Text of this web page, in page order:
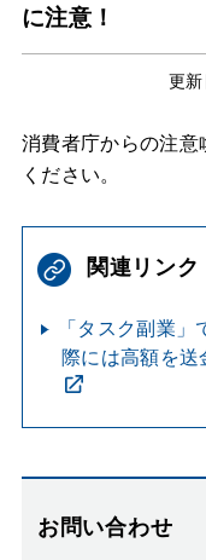
に注意！
更新
消費者庁からの注意
ください。
関連リンク
「タスク副業
際には高額を送
お問い合わせ